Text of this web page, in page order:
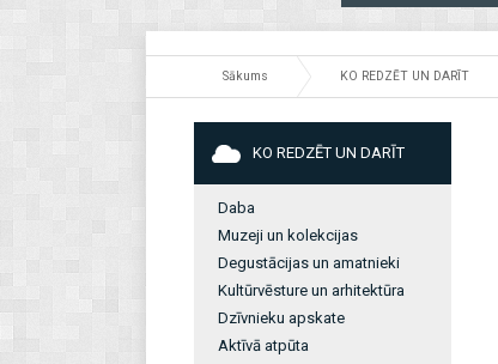
Sākums KO REDZĒT UN DARĪT
KO REDZĒT UN DARĪT
Daba
Muzeji un kolekcijas
Degustācijas un amatnieki
Kultūrvēsture un arhitektūra
Dzīvnieku apskate
Aktīvā atpūta